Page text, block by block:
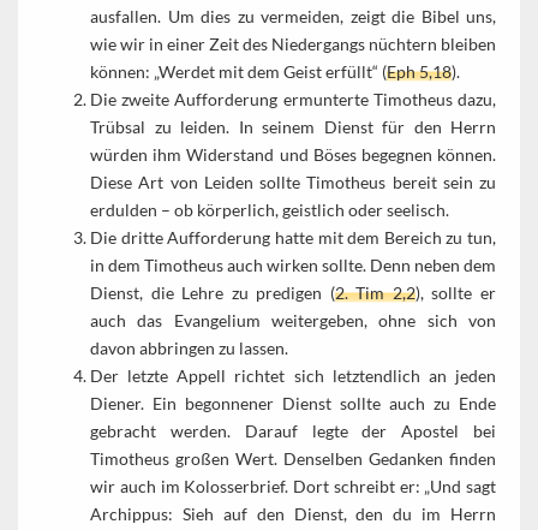
ausfallen. Um dies zu vermeiden, zeigt die Bibel uns,
wie wir in einer Zeit des Niedergangs nüchtern bleiben
können: „Werdet mit dem Geist erfüllt“ (Eph 5,18).
Die zweite Aufforderung ermunterte Timotheus dazu,
Trübsal zu leiden. In seinem Dienst für den Herrn
würden ihm Widerstand und Böses begegnen können.
Diese Art von Leiden sollte Timotheus bereit sein zu
erdulden – ob körperlich, geistlich oder seelisch.
Die dritte Aufforderung hatte mit dem Bereich zu tun,
in dem Timotheus auch wirken sollte. Denn neben dem
Dienst, die Lehre zu predigen (2. Tim 2,2), sollte er
auch das Evangelium weitergeben, ohne sich von
davon abbringen zu lassen.
Der letzte Appell richtet sich letztendlich an jeden
Diener. Ein begonnener Dienst sollte auch zu Ende
gebracht werden. Darauf legte der Apostel bei
Timotheus großen Wert. Denselben Gedanken finden
wir auch im Kolosserbrief. Dort schreibt er: „Und sagt
Archippus: Sieh auf den Dienst, den du im Herrn